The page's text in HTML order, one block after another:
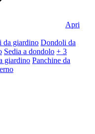
Apri
da giardino Dondoli da
Sedia a dondolo + 3
giardino Panchine da